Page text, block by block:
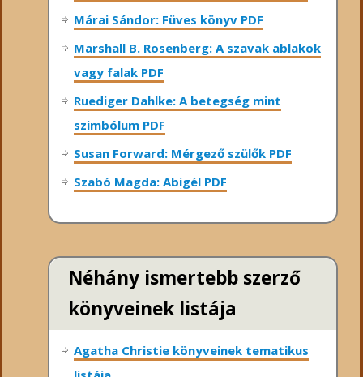
Márai Sándor: Füves könyv PDF
Marshall B. Rosenberg: A szavak ablakok
vagy falak PDF
Ruediger Dahlke: A betegség mint
szimbólum PDF
Susan Forward: Mérgező szülők PDF
Szabó Magda: Abigél PDF
Néhány ismertebb szerző
könyveinek listája
Agatha Christie könyveinek tematikus